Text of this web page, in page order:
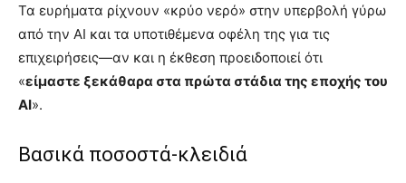
Τα ευρήματα ρίχνουν «κρύο νερό» στην υπερβολή γύρω
από την AI και τα υποτιθέμενα οφέλη της για τις
επιχειρήσεις—αν και η έκθεση προειδοποιεί ότι
«είμαστε ξεκάθαρα στα πρώτα στάδια της εποχής του
AI».
Βασικά ποσοστά-κλειδιά